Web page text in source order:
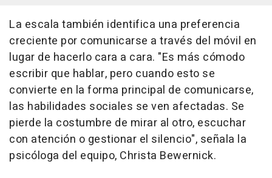
La escala también identifica una preferencia
creciente por comunicarse a través del móvil en
lugar de hacerlo cara a cara. "Es más cómodo
escribir que hablar, pero cuando esto se
convierte en la forma principal de comunicarse,
las habilidades sociales se ven afectadas. Se
pierde la costumbre de mirar al otro, escuchar
con atención o gestionar el silencio", señala la
psicóloga del equipo, Christa Bewernick.